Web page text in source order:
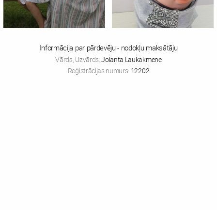
Informācija par pārdevēju - nodokļu maksātāju
Vārds, Uzvārds:Jolanta Laukakmene
Reģistrācijas numurs: 12202